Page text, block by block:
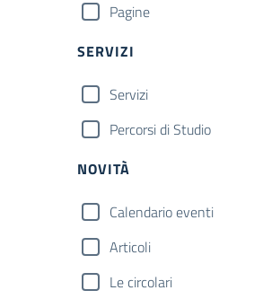
Pagine
SERVIZI
Servizi
Percorsi di Studio
NOVITÀ
Calendario eventi
Articoli
Le circolari